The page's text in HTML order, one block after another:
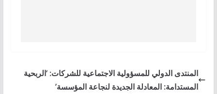
المنتدى الدولي للمسؤولية الاجتماعية للشركات: ‘الربحية
المستدامة: المعادلة الجديدة لنجاعة المؤسسة’